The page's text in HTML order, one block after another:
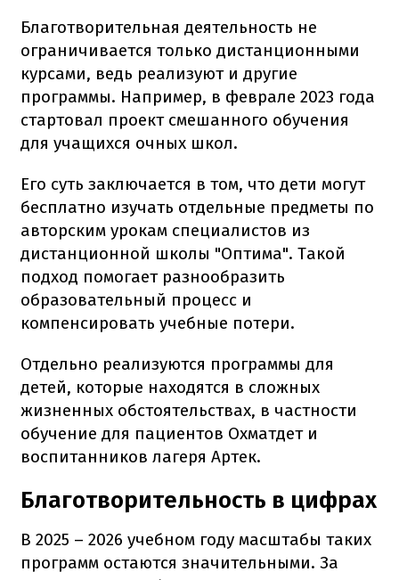
Благотворительная деятельность не
ограничивается только дистанционными
курсами, ведь реализуют и другие
программы. Например, в феврале 2023 года
стартовал проект смешанного обучения
для учащихся очных школ.
Его суть заключается в том, что дети могут
бесплатно изучать отдельные предметы по
авторским урокам специалистов из
дистанционной школы "Оптима". Такой
подход помогает разнообразить
образовательный процесс и
компенсировать учебные потери.
Отдельно реализуются программы для
детей, которые находятся в сложных
жизненных обстоятельствах, в частности
обучение для пациентов Охматдет и
воспитанников лагеря Артек.
Благотворительность в цифрах
В 2025 – 2026 учебном году масштабы таких
программ остаются значительными. За